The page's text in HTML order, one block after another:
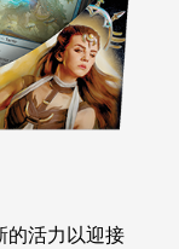
活力以迎接